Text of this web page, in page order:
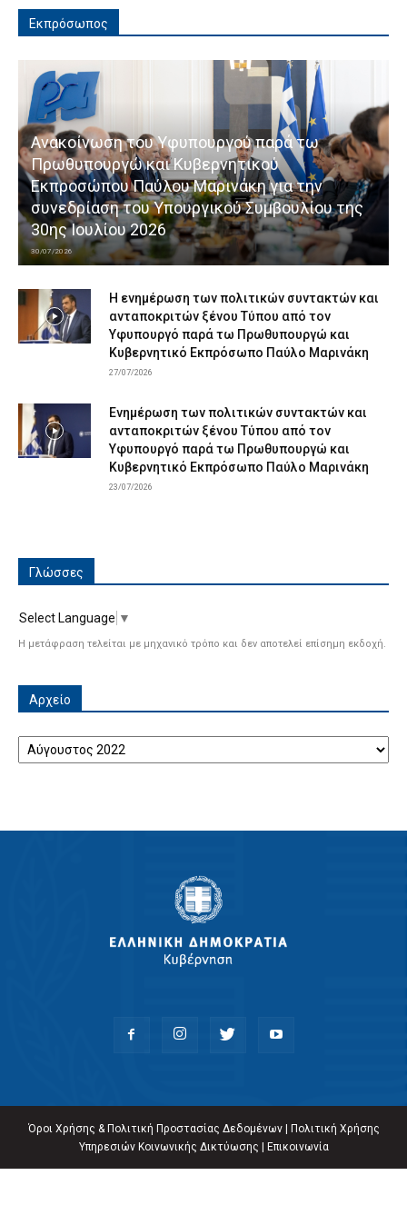
Εκπρόσωπος
Ανακοίνωση του Υφυπουργού παρά τω
Πρωθυπουργώ και Κυβερνητικού
Εκπροσώπου Παύλου Μαρινάκη για την
συνεδρίαση του Υπουργικού Συμβουλίου της
30ης Ιουλίου 2026
30/07/2026
Η ενημέρωση των πολιτικών συντακτών και
ανταποκριτών ξένου Τύπου από τον
Υφυπουργό παρά τω Πρωθυπουργώ και
Κυβερνητικό Εκπρόσωπο Παύλο Μαρινάκη
27/07/2026
Ενημέρωση των πολιτικών συντακτών και
ανταποκριτών ξένου Τύπου από τον
Υφυπουργό παρά τω Πρωθυπουργώ και
Κυβερνητικό Εκπρόσωπο Παύλο Μαρινάκη
23/07/2026
Γλώσσες
Select Language ▼
Η μετάφραση τελείται με μηχανικό τρόπο και δεν αποτελεί επίσημη εκδοχή.
Αρχείο
Αρχείο
Όροι Χρήσης & Πολιτική Προστασίας Δεδομένων|
Πολιτική Χρήσης
Υπηρεσιών Κοινωνικής Δικτύωσης
Επικοινωνία